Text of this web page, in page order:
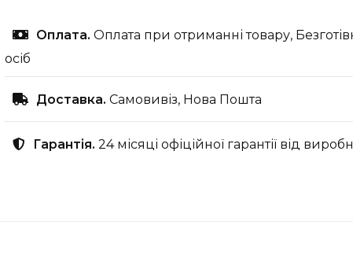
Оплата. Оплата при отриманні товару,
осіб
Доставка. Самовивіз, Нова Пошта
Гарантія. 24 місяці офіційної гарантії від